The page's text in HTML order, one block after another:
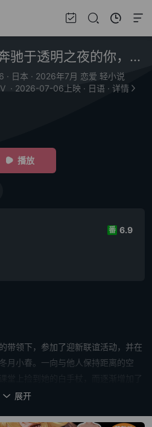
与奔驰于透明之夜的你，谈一场看不见的恋爱。
· 日本 · 2026年7月 恋爱 轻小说
· 2026-07-06上映 · 日语 · 详情
播放
番 6.9
带领下，参加了迎新联谊活动，并在
月小春。一向与他人保持距离的空
哦。」 面对以开朗笑容说出这句话
 展开